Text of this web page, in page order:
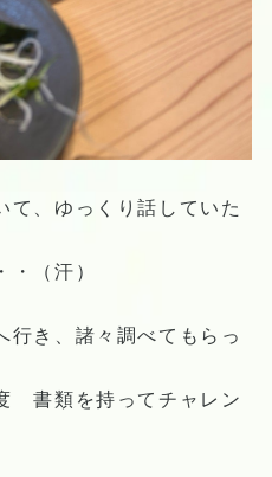
て、ゆっくり話していた
・（汗）
行き、諸々調べてもらっ
書類を持ってチャレン